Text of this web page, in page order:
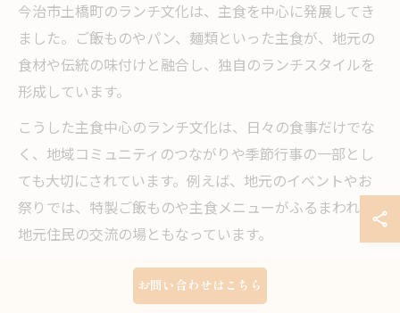
今治市土橋町のランチ文化は、主食を中心に発展してき
ました。ご飯ものやパン、麺類といった主食が、地元の
食材や伝統の味付けと融合し、独自のランチスタイルを
形成しています。
こうした主食中心のランチ文化は、日々の食事だけでな
く、地域コミュニティのつながりや季節行事の一部とし
ても大切にされています。例えば、地元のイベントやお
祭りでは、特製ご飯ものや主食メニューがふるまわれ、
地元住民の交流の場ともなっています。
今治市土橋町を訪れた際は、主食を通じて地域の文化や
人々の温かさに触れることができるでしょう。ランチタ
お問い合わせはこちら